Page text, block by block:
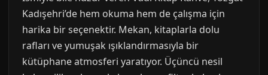
Kadışehri’de hem okuma hem de çalışma için
harika bir seçenektir. Mekan, kitaplarla dolu
rafları ve yumuşak ışıklandırmasıyla bir
kütüphane atmosferi yaratıyor. Üçüncü nesil